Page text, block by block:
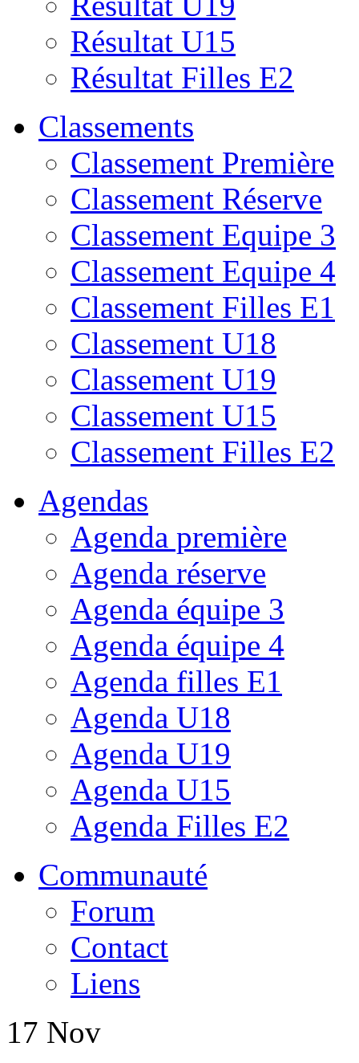
Résultat U15
Résultat Filles E2
Classements
Classement Première
Classement Réserve
Classement Equipe 3
Classement Equipe 4
Classement Filles E1
Classement U18
Classement U19
Classement U15
Classement Filles E2
Agendas
Agenda première
Agenda réserve
Agenda équipe 3
Agenda équipe 4
Agenda filles E1
Agenda U18
Agenda U19
Agenda U15
Agenda Filles E2
Communauté
Forum
Contact
Liens
17 Nov